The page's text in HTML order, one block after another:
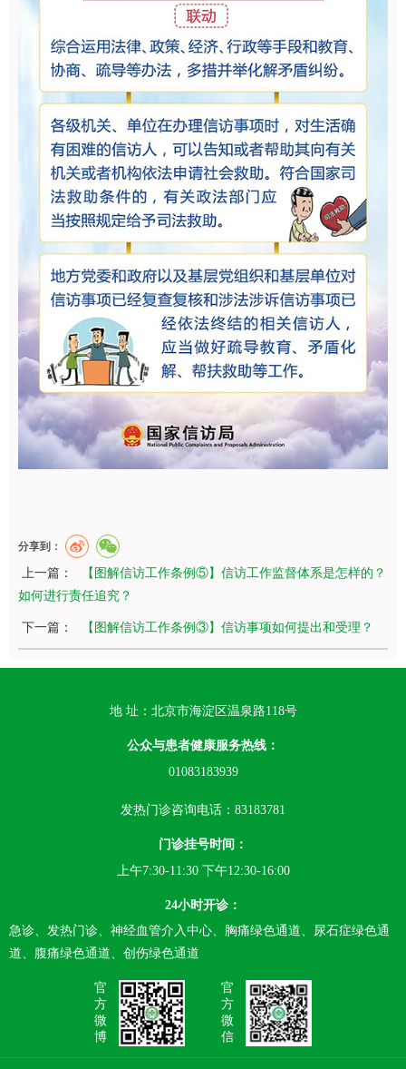
分享到：
上一篇：
【图解信访工作条例⑤】信访工作监督体系是怎样的？
如何进行责任追究？
下一篇： 【图解信访工作条例③】信访事项如何提出和受理？
地 址：北京市海淀区温泉路118号
公众与患者健康服务热线：
01083183939
发热门诊咨询电话：83183781
门诊挂号时间：
上午7:30-11:30 下午12:30-16:00
24小时开诊：
急诊、发热门诊、神经血管介入中心、胸痛绿色通道、尿石症绿色通
道、腹痛绿色通道、创伤绿色通道
官
方
微
博
官
方
微
信